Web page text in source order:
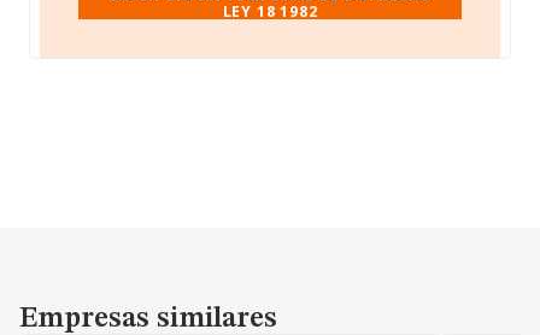
LEY 18 1982
Empresas similares
Empresas similares